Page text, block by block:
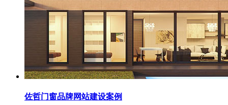
佐哲门窗品牌网站建设案例